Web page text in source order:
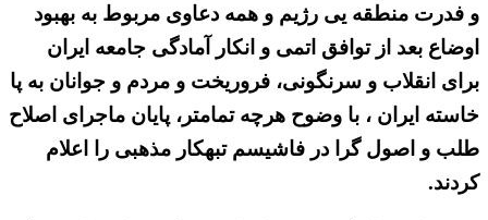
و فدرت منطقه یی رژیم و همه دعاوی مربوط به بهبود
اوضاع بعد از توافق اتمی و انکار آمادگی جامعه ایران
برای انقلاب و سرنگونی، فروریخت و مردم و جوانان به پا
خاسته ایران ، با وضوح هرچه تمامتر، پایان ماجرای اصلاح
طلب و اصول گرا در فاشیسم تبهکار مذهبی را اعلام
کردند.